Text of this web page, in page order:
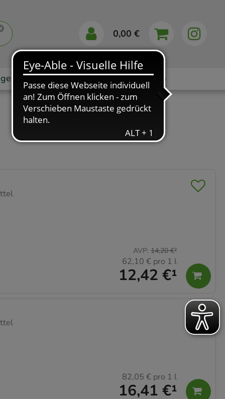
0,00 €
Markenshops Ratgeber App
12,42 €¹
AVP: 14,20 €²
62,10 € pro 1 l
16,41 €¹
82,05 € pro 1 l